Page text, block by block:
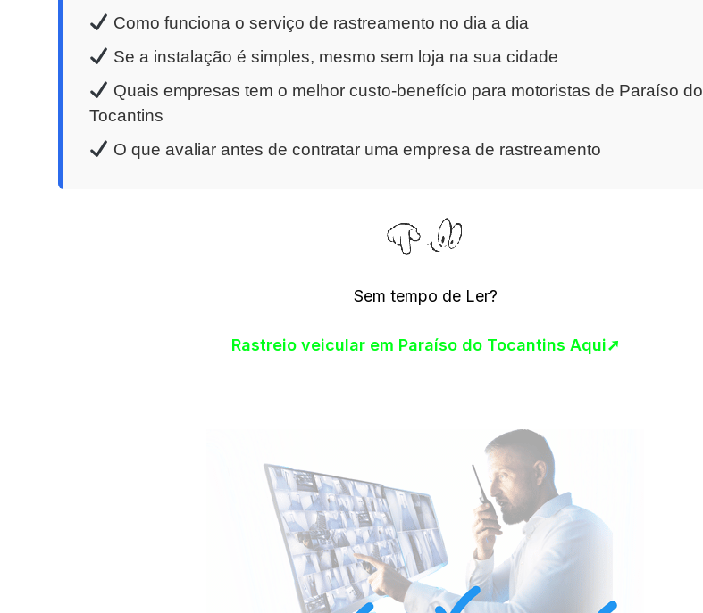
Como funciona o serviço de rastreamento no dia a dia
Se a instalação é simples, mesmo sem loja na sua cidade
Quais empresas tem o melhor custo-benefício para motoristas de Paraíso do
Tocantins
O que avaliar antes de contratar uma empresa de rastreamento
Sem tempo de Ler?
Rastreio veicular em Paraíso do Tocantins Aqui➚